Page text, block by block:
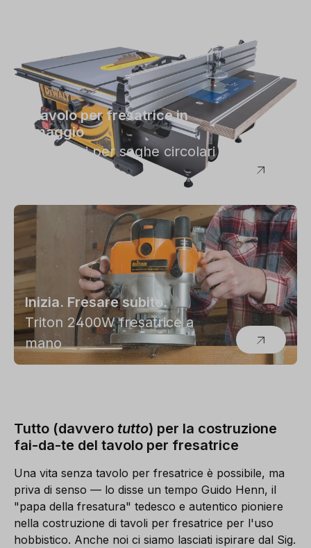
Il tavolo per fresatrice in
omaggio
Accessori per seghe circolari
Inizia. Fresare subito.
Triton 2400W fresatrice a
mano
Tutto (davvero tutto) per la costruzione
fai-da-te del tavolo per fresatrice
Una vita senza tavolo per fresatrice è possibile, ma
priva di senso — lo disse un tempo Guido Henn, il
"papa della fresatura" tedesco e autentico pioniere
nella costruzione di tavoli per fresatrice per l'uso
hobbistico. Anche noi ci siamo lasciati ispirare dal Sig.